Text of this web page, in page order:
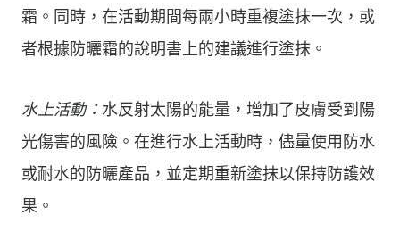
霜。同時，在活動期間每兩小時重複塗抹一次，或
者根據防曬霜的說明書上的建議進行塗抹。
水上活動： 水反射太陽的能量，增加了皮膚受到陽
光傷害的風險。在進行水上活動時，儘量使用防水
或耐水的防曬產品，並定期重新塗抹以保持防護效
果。